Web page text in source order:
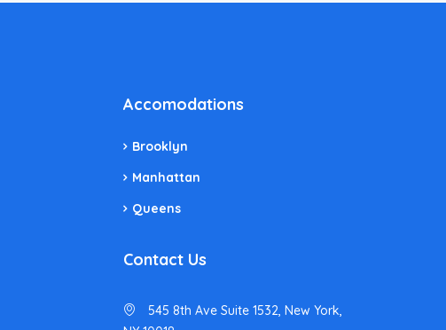
Accomodations
Brooklyn
Manhattan
Queens
Contact Us
545 8th Ave Suite 1532, New York,